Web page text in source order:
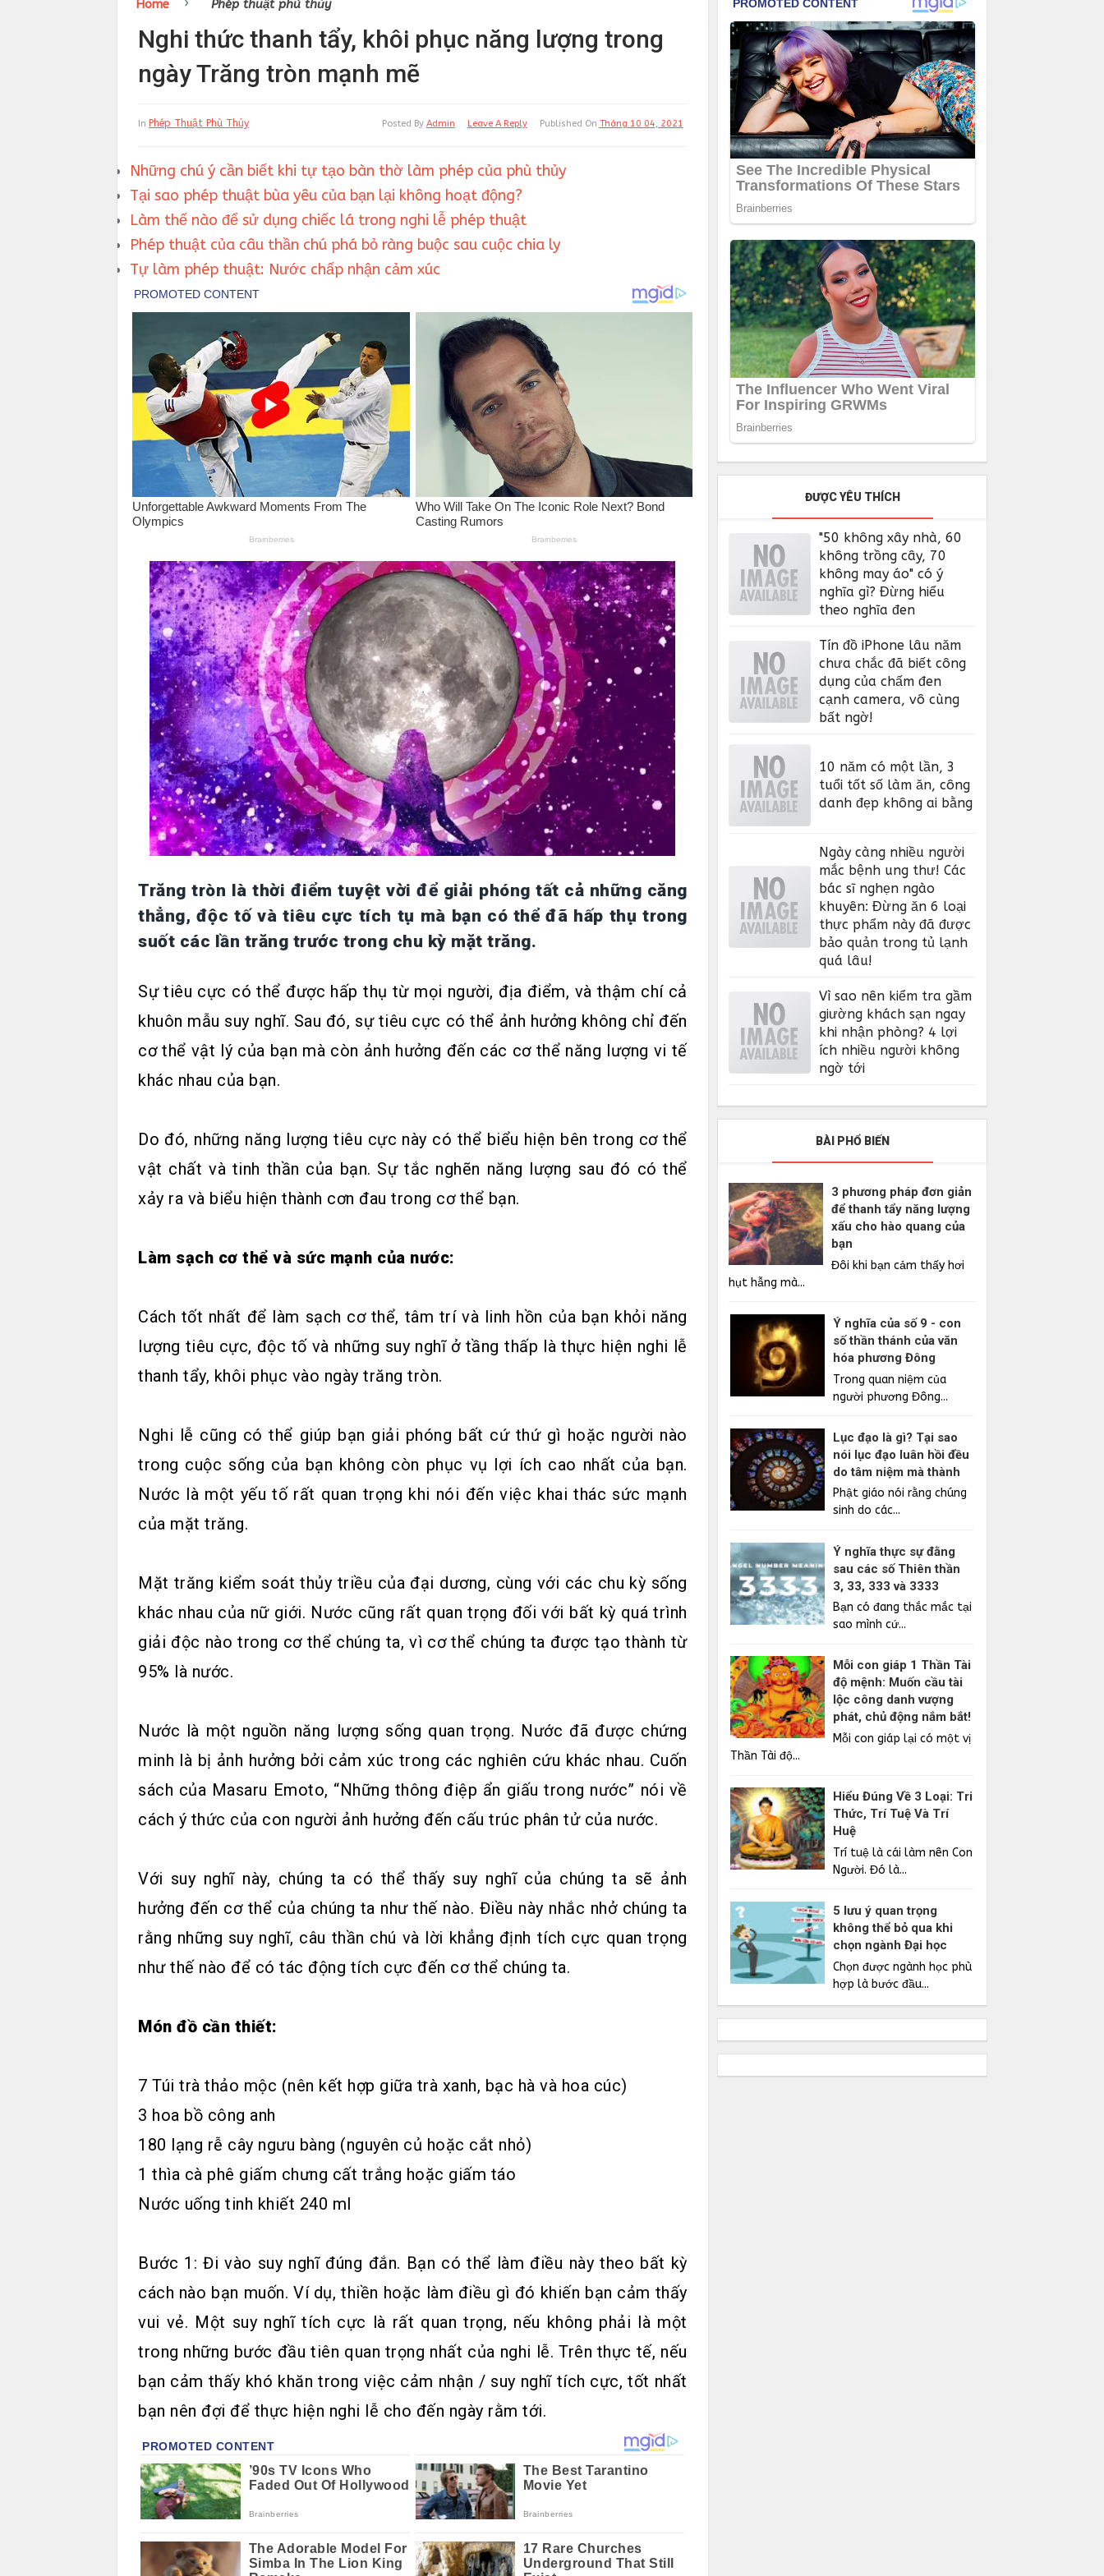
Home Phép thuật phù thủy
Nghi thức thanh tẩy, khôi phục năng lượng trong
ngày Trăng tròn mạnh mẽ
In Phép Thuật Phù Thủy Published On Tháng 10 04, 2021
Leave A Reply
Posted By Admin
Những chú ý cần biết khi tự tạo bàn thờ làm phép của phù thủy
Tại sao phép thuật bùa yêu của bạn lại không hoạt động?
Làm thế nào để sử dụng chiếc lá trong nghi lễ phép thuật
Phép thuật của câu thần chú phá bỏ ràng buộc sau cuộc chia ly
Tự làm phép thuật: Nước chấp nhận cảm xúc
Trăng tròn là thời điểm tuyệt vời để giải phóng tất cả những căng
thẳng, độc tố và tiêu cực tích tụ mà bạn có thể đã hấp thụ trong
suốt các lần trăng trước trong chu kỳ mặt trăng.
Sự tiêu cực có thể được hấp thụ từ mọi người, địa điểm, và thậm chí cả
khuôn mẫu suy nghĩ. Sau đó, sự tiêu cực có thể ảnh hưởng không chỉ đến
cơ thể vật lý của bạn mà còn ảnh hưởng đến các cơ thể năng lượng vi tế
khác nhau của bạn.
Do đó, những năng lượng tiêu cực này có thể biểu hiện bên trong cơ thể
vật chất và tinh thần của bạn. Sự tắc nghẽn năng lượng sau đó có thể
xảy ra và biểu hiện thành cơn đau trong cơ thể bạn.
Làm sạch cơ thể và sức mạnh của nước:
Cách tốt nhất để làm sạch cơ thể, tâm trí và linh hồn của bạn khỏi năng
lượng tiêu cực, độc tố và những suy nghĩ ở tầng thấp là thực hiện nghi lễ
thanh tẩy, khôi phục vào ngày trăng tròn.
Nghi lễ cũng có thể giúp bạn giải phóng bất cứ thứ gì hoặc người nào
trong cuộc sống của bạn không còn phục vụ lợi ích cao nhất của bạn.
Nước là một yếu tố rất quan trọng khi nói đến việc khai thác sức mạnh
của mặt trăng.
Mặt trăng kiểm soát thủy triều của đại dương, cùng với các chu kỳ sống
khác nhau của nữ giới. Nước cũng rất quan trọng đối với bất kỳ quá trình
giải độc nào trong cơ thể chúng ta, vì cơ thể chúng ta được tạo thành từ
95% là nước.
Nước là một nguồn năng lượng sống quan trọng. Nước đã được chứng
minh là bị ảnh hưởng bởi cảm xúc trong các nghiên cứu khác nhau. Cuốn
sách của Masaru Emoto, “Những thông điệp ẩn giấu trong nước” nói về
cách ý thức của con người ảnh hưởng đến cấu trúc phân tử của nước.
Với suy nghĩ này, chúng ta có thể thấy suy nghĩ của chúng ta sẽ ảnh
hưởng đến cơ thể của chúng ta như thế nào. Điều này nhắc nhở chúng ta
rằng những suy nghĩ, câu thần chú và lời khẳng định tích cực quan trọng
như thế nào để có tác động tích cực đến cơ thể chúng ta.
Món đồ cần thiết:
7 Túi trà thảo mộc (nên kết hợp giữa trà xanh, bạc hà và hoa cúc)
3 hoa bồ công anh
180 lạng rễ cây ngưu bàng (nguyên củ hoặc cắt nhỏ)
1 thìa cà phê giấm chưng cất trắng hoặc giấm táo
Nước uống tinh khiết 240 ml
Bước 1: Đi vào suy nghĩ đúng đắn. Bạn có thể làm điều này theo bất kỳ
cách nào bạn muốn. Ví dụ, thiền hoặc làm điều gì đó khiến bạn cảm thấy
vui vẻ. Một suy nghĩ tích cực là rất quan trọng, nếu không phải là một
trong những bước đầu tiên quan trọng nhất của nghi lễ. Trên thực tế, nếu
bạn cảm thấy khó khăn trong việc cảm nhận / suy nghĩ tích cực, tốt nhất
bạn nên đợi để thực hiện nghi lễ cho đến ngày rằm tới.
ĐƯỢC YÊU THÍCH
"50 không xây nhà, 60
không trồng cây, 70
không may áo" có ý
nghĩa gì? Đừng hiểu
theo nghĩa đen
Tín đồ iPhone lâu năm
chưa chắc đã biết công
dụng của chấm đen
cạnh camera, vô cùng
bất ngờ!
10 năm có một lần, 3
tuổi tốt số làm ăn, công
danh đẹp không ai bằng
Ngày càng nhiều người
mắc bệnh ung thư! Các
bác sĩ nghẹn ngào
khuyên: Đừng ăn 6 loại
thực phẩm này đã được
bảo quản trong tủ lạnh
quá lâu!
Vì sao nên kiểm tra gầm
giường khách sạn ngay
khi nhận phòng? 4 lợi
ích nhiều người không
ngờ tới
BÀI PHỔ BIẾN
3 phương pháp đơn giản
để thanh tẩy năng lượng
xấu cho hào quang của
bạn
Đôi khi bạn cảm thấy hơi
hụt hẫng mà...
Ý nghĩa của số 9 - con
số thần thánh của văn
hóa phương Đông
Trong quan niệm của
người phương Đông...
Lục đạo là gì? Tại sao
nói lục đạo luân hồi đều
do tâm niệm mà thành
Phật giáo nói rằng chúng
sinh do các...
Ý nghĩa thực sự đằng
sau các số Thiên thần
3, 33, 333 và 3333
Bạn có đang thắc mắc tại
sao mình cứ...
Mỗi con giáp 1 Thần Tài
độ mệnh: Muốn cầu tài
lộc công danh vượng
phát, chủ động nắm bắt!
Mỗi con giáp lại có một vị
Thần Tài độ...
Hiểu Đúng Về 3 Loại: Tri
Thức, Trí Tuệ Và Trí
Huệ
Trí tuệ là cái làm nên Con
Người. Đó là...
5 lưu ý quan trọng
không thể bỏ qua khi
chọn ngành Đại học
Chọn được ngành học phù
hợp là bước đầu...